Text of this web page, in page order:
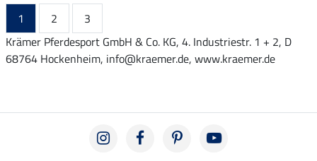
1 2
3
Krämer Pferdesport GmbH & Co. KG, 4. Industriestr. 1 + 2, D
68764 Hockenheim, info@kraemer.de, www.kraemer.de